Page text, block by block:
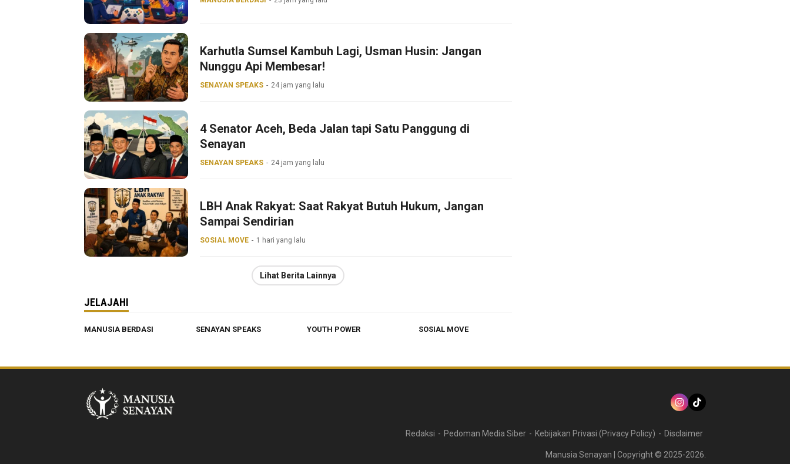
Karhutla Sumsel Kambuh Lagi, Usman Husin: Jangan
Nunggu Api Membesar!
SENAYAN SPEAKS 24 jam yang lalu
4 Senator Aceh, Beda Jalan tapi Satu Panggung di
Senayan
SENAYAN SPEAKS 24 jam yang lalu
LBH Anak Rakyat: Saat Rakyat Butuh Hukum, Jangan
Sampai Sendirian
SOSIAL MOVE 1 hari yang lalu
Lihat Berita Lainnya
JELAJAHI
MANUSIA BERDASI SENAYAN SPEAKS YOUTH POWER SOSIAL MOVE
Redaksi Pedoman Media Siber Kebijakan Privasi (Privacy Policy) Disclaimer
Manusia Senayan | Copyright © 2025-2026.